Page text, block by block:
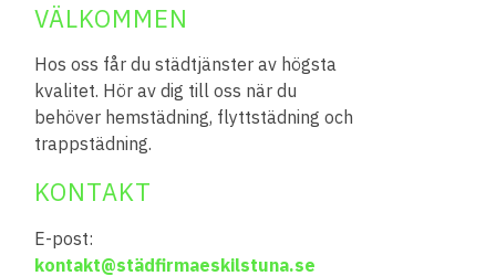
VÄLKOMMEN
Hos oss får du städtjänster av högsta
kvalitet. Hör av dig till oss när du
behöver hemstädning, flyttstädning och
trappstädning.
KONTAKT
E-post:
kontakt@städfirmaeskilstuna.se